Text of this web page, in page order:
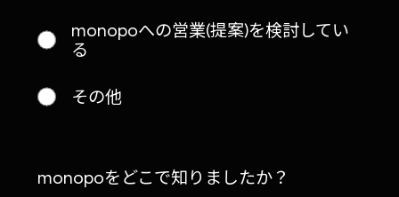
monopoへの営業(提案)を検討してい
る
その他
monopoをどこで知りましたか？